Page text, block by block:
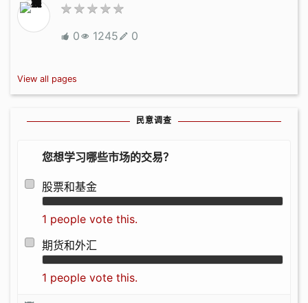
0 1245 0
View all pages
民意调查
您想学习哪些市场的交易？
股票和基金
1 people vote this.
期货和外汇
1 people vote this.